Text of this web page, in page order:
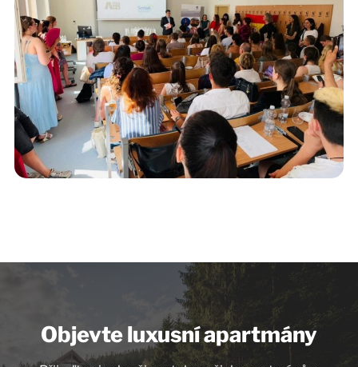
Objevte luxusní apartmány